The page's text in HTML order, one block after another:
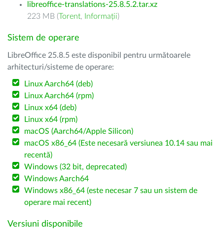
libreoffice-translations-25.8.5.2.tar.xz
223 MB (Torent, Informații)
Sistem de operare
LibreOffice 25.8.5 este disponibil pentru următoarele
arhitecturi/sisteme de operare:
Linux Aarch64 (deb)
Linux Aarch64 (rpm)
Linux x64 (deb)
Linux x64 (rpm)
macOS (Aarch64/Apple Silicon)
macOS x86_64 (Este necesară versiunea 10.14 sau mai
recentă)
Windows (32 bit, deprecated)
Windows Aarch64
Windows x86_64 (este necesar 7 sau un sistem de
operare mai recent)
Versiuni disponibile